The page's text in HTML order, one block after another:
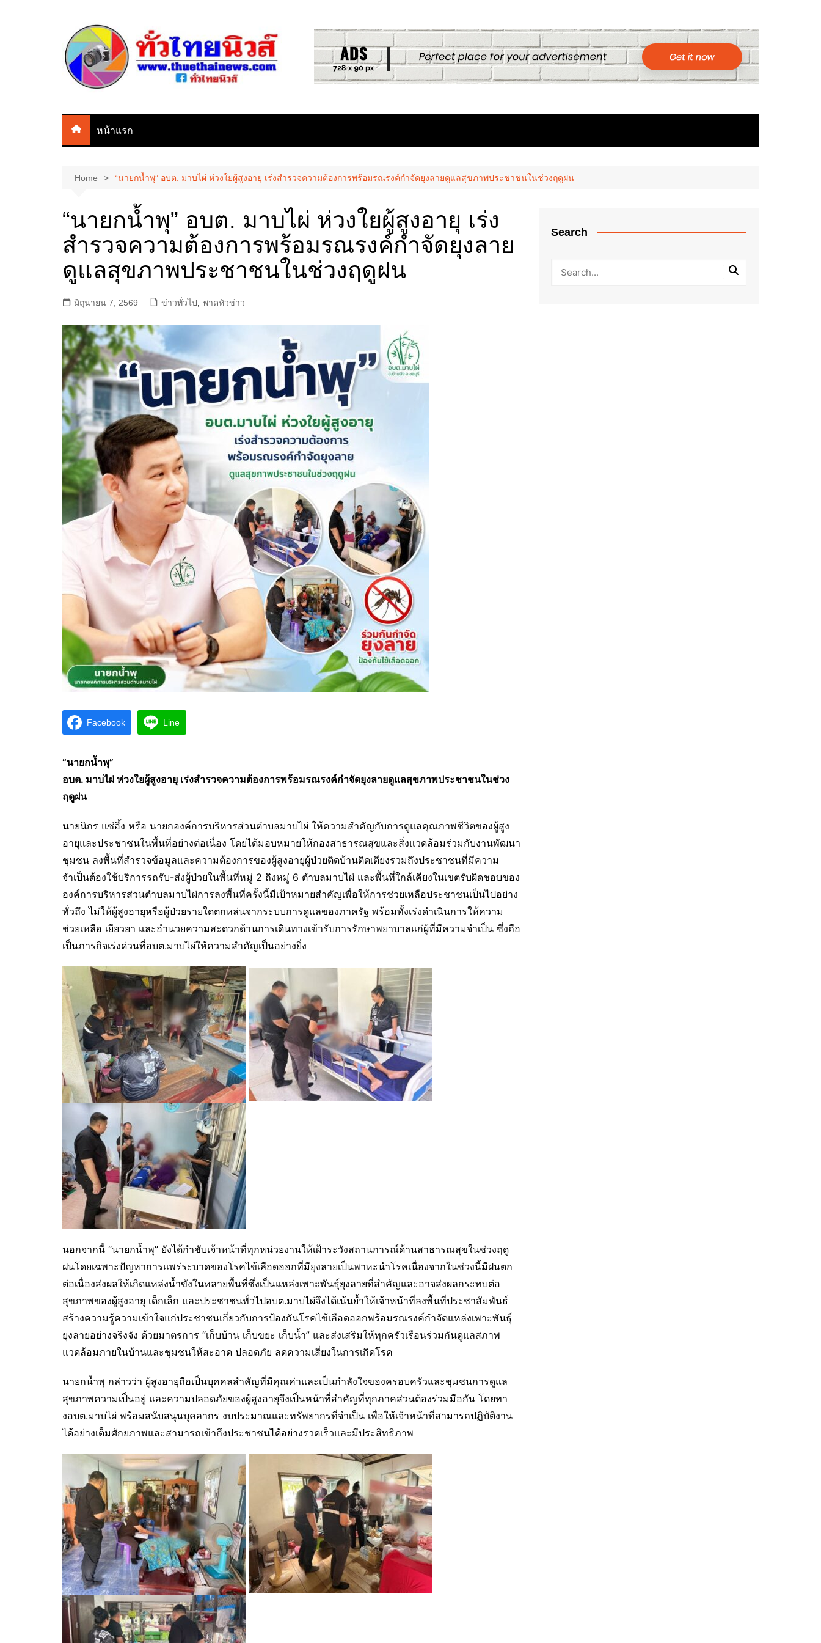
หน้าแรก
Home “นายกน้ำพุ” อบต. มาบไผ่ ห่วงใยผู้สูงอายุ เร่งสำรวจความต้องการพร้อมรณรงค์กำจัดยุงลายดูแลสุขภาพประชาชนในช่วงฤดูฝน
“นายกน้ำพุ” อบต. มาบไผ่ ห่วงใยผู้สูงอายุ เร่ง
สำรวจความต้องการพร้อมรณรงค์กำจัดยุงลาย
ดูแลสุขภาพประชาชนในช่วงฤดูฝน
มิถุนายน 7, 2569 ข่าวทั่วไป พาดหัวข่าว
Facebook Line
“นายกน้ำพุ”
อบต. มาบไผ่ ห่วงใยผู้สูงอายุ เร่งสำรวจความต้องการพร้อมรณรงค์กำจัดยุงลายดูแลสุขภาพประชาชนในช่วง
ฤดูฝน
นายนิกร แซ่อึ้ง หรือ นายกองค์การบริหารส่วนตำบลมาบไผ่ ให้ความสำคัญกับการดูแลคุณภาพชีวิตของผู้สูง
อายุและประชาชนในพื้นที่อย่างต่อเนื่อง โดยได้มอบหมายให้กองสาธารณสุขและสิ่งแวดล้อมร่วมกับงานพัฒนา
ชุมชน ลงพื้นที่สำรวจข้อมูลและความต้องการของผู้สูงอายุผู้ป่วยติดบ้านติดเตียงรวมถึงประชาชนที่มีความ
จำเป็นต้องใช้บริการรถรับ-ส่งผู้ป่วยในพื้นที่หมู่ 2 ถึงหมู่ 6 ตำบลมาบไผ่ และพื้นที่ใกล้เคียงในเขตรับผิดชอบของ
องค์การบริหารส่วนตำบลมาบไผ่การลงพื้นที่ครั้งนี้มีเป้าหมายสำคัญเพื่อให้การช่วยเหลือประชาชนเป็นไปอย่าง
ทั่วถึง ไม่ให้ผู้สูงอายุหรือผู้ป่วยรายใดตกหล่นจากระบบการดูแลของภาครัฐ พร้อมทั้งเร่งดำเนินการให้ความ
ช่วยเหลือ เยียวยา และอำนวยความสะดวกด้านการเดินทางเข้ารับการรักษาพยาบาลแก่ผู้ที่มีความจำเป็น ซึ่งถือ
เป็นภารกิจเร่งด่วนที่อบต.มาบไผ่ให้ความสำคัญเป็นอย่างยิ่ง
นอกจากนี้ “นายกน้ำพุ” ยังได้กำชับเจ้าหน้าที่ทุกหน่วยงานให้เฝ้าระวังสถานการณ์ด้านสาธารณสุขในช่วงฤดู
ฝนโดยเฉพาะปัญหาการแพร่ระบาดของโรคไข้เลือดออกที่มียุงลายเป็นพาหะนำโรคเนื่องจากในช่วงนี้มีฝนตก
ต่อเนื่องส่งผลให้เกิดแหล่งน้ำขังในหลายพื้นที่ซึ่งเป็นแหล่งเพาะพันธุ์ยุงลายที่สำคัญและอาจส่งผลกระทบต่อ
สุขภาพของผู้สูงอายุ เด็กเล็ก และประชาชนทั่วไปอบต.มาบไผ่จึงได้เน้นย้ำให้เจ้าหน้าที่ลงพื้นที่ประชาสัมพันธ์
สร้างความรู้ความเข้าใจแก่ประชาชนเกี่ยวกับการป้องกันโรคไข้เลือดออกพร้อมรณรงค์กำจัดแหล่งเพาะพันธุ์
ยุงลายอย่างจริงจัง ด้วยมาตรการ “เก็บบ้าน เก็บขยะ เก็บน้ำ” และส่งเสริมให้ทุกครัวเรือนร่วมกันดูแลสภาพ
แวดล้อมภายในบ้านและชุมชนให้สะอาด ปลอดภัย ลดความเสี่ยงในการเกิดโรค
นายกน้ำพุ กล่าวว่า ผู้สูงอายุถือเป็นบุคคลสำคัญที่มีคุณค่าและเป็นกำลังใจของครอบครัวและชุมชนการดูแล
สุขภาพความเป็นอยู่ และความปลอดภัยของผู้สูงอายุจึงเป็นหน้าที่สำคัญที่ทุกภาคส่วนต้องร่วมมือกัน โดยทา
งอบต.มาบไผ่ พร้อมสนับสนุนบุคลากร งบประมาณและทรัพยากรที่จำเป็น เพื่อให้เจ้าหน้าที่สามารถปฏิบัติงาน
ได้อย่างเต็มศักยภาพและสามารถเข้าถึงประชาชนได้อย่างรวดเร็วและมีประสิทธิภาพ
Search